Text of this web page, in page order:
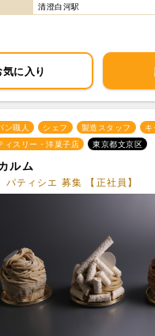
清澄白河駅
気に入り
ン職人 シェフ 製造スタッフ
ィスリー・洋菓子店 東京都文京区
ルム
パティシエ 募集 【正社員】